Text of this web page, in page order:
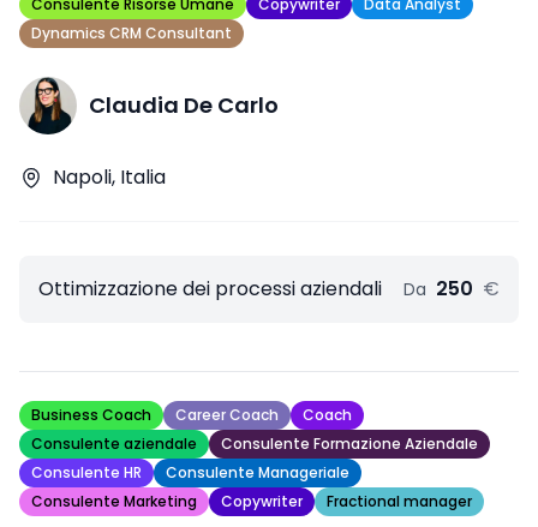
Consulente Risorse Umane
Copywriter
Data Analyst
Dynamics CRM Consultant
Claudia De Carlo
Napoli, Italia
Ottimizzazione dei processi aziendali Da 250 €
Business Coach Career Coach
Coach
Consulente aziendale
Consulente Formazione Aziendale
Consulente HR
Consulente Manageriale
Consulente Marketing
Copywriter Fractional manager